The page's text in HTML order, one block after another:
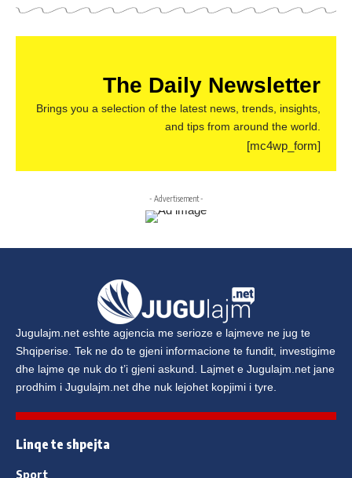
The Daily Newsletter
Brings you a selection of the latest news, trends, insights,
and tips from around the world.
[mc4wp_form]
- Advertisement -
Jugulajm.net eshte agjencia me serioze e lajmeve ne jug te
Shqiperise. Tek ne do te gjeni informacione te fundit, investigime
dhe lajme qe nuk do t’i gjeni askund. Lajmet e Jugulajm.net jane
prodhim i Jugulajm.net dhe nuk lejohet kopjimi i tyre.
Linqe te shpejta
Sport